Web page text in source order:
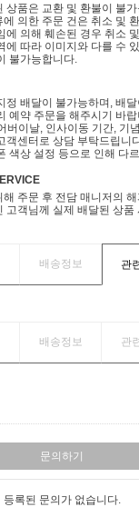
상품은 교환 및 환불이 불가
의한 주문 건은 취소 및
에 의해 훼손된 경우 취소
에 따라 이미지와 다를 수
불가능합니다.
정 배달이 불가능하며, 배
예약 주문을 해주시기 바랍
버이날, 인사이동 기간, 기
객센터로 상담 부탁드립니
색상 설정 등으로 인해 다
주문 후 전담 매니저의
고객님께 실제 배달된 상품
배송정보 관
배송정보 관
문의하기
등록된 문의가 없습니다.